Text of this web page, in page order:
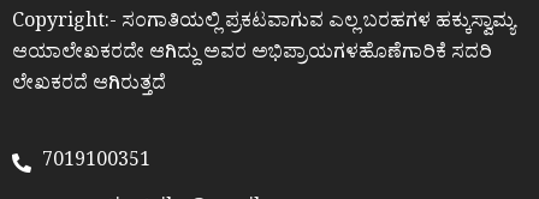
Copyright:- ಸಂಗಾತಿಯಲ್ಲಿ ಪ್ರಕಟವಾಗುವ ಎಲ್ಲ ಬರಹಗಳ ಹಕ್ಕುಸ್ವಾಮ್ಯ
ಆಯಾಲೇಖಕರದೇ ಆಗಿದ್ದು ಅವರ ಅಭಿಪ್ರಾಯಗಳಹೊಣೆಗಾರಿಕೆ ಸದರಿ
ಲೇಖಕರದೆ ಆಗಿರುತ್ತದೆ
7019100351